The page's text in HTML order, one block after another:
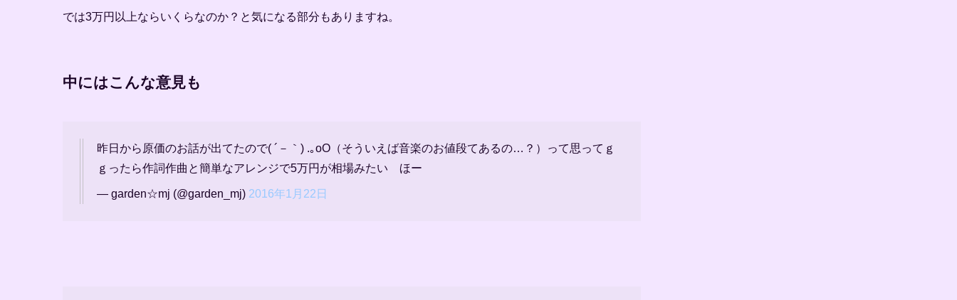
では3万円以上ならいくらなのか？と気になる部分もありますね。
中にはこんな意見も
昨日から原価のお話が出てたので( ´－｀) .｡oO（そういえば音楽のお値段てあるの…？）って思ってｇ
ｇったら作詞作曲と簡単なアレンジで5万円が相場みたい ほー
— garden☆mj (@garden_mj) 2016年1月22日